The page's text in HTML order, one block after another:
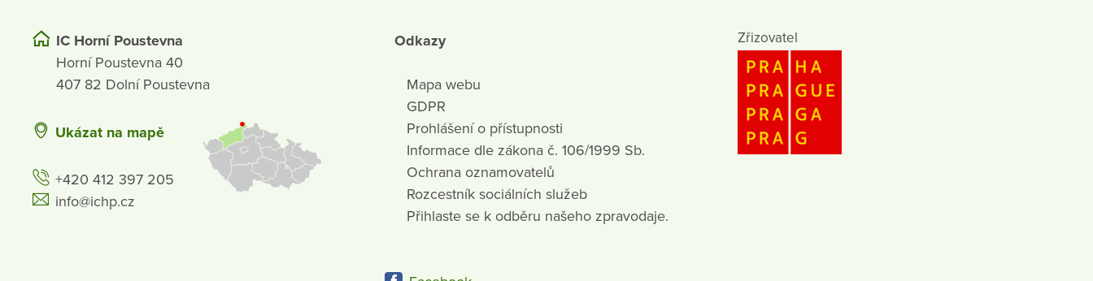
IC Horní Poustevna
Horní Poustevna 40
407 82 Dolní Poustevna
Ukázat na mapě
+420 412 397 205
info@ichp.cz
Odkazy
Mapa webu
GDPR
Prohlášení o přístupnosti
Informace dle zákona č. 106/1999 Sb.
Ochrana oznamovatelů
Rozcestník sociálních služeb
Přihlaste se k odběru našeho zpravodaje.
Zřizovatel